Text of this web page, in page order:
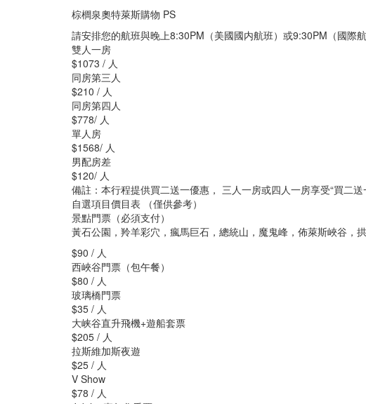
棕櫚泉奧特萊斯購物 PS
請安排您的航班與晚上8:30PM（美國國内航班）或9:30PM（國際
雙人一房
$1073 / 人
同房第三人
$210 / 人
同房第四人
$778/ 人
單人房
$1568/ 人
男配房差
$120/ 人
備註：本行程提供買二送一優惠， 三人一房或四人一房享受“買二
自選項目價目表 （僅供參考）
景點門票（必須支付）
黃石公園，羚羊彩穴，瘋馬巨石，總統山，魔鬼峰，佈萊斯峽谷，
$90 / 人
西峽谷門票（包午餐）
$80 / 人
玻璃橋門票
$35 / 人
大峡谷直升飛機+遊船套票
$205 / 人
拉斯維加斯夜遊
$25 / 人
V Show
$78 / 人